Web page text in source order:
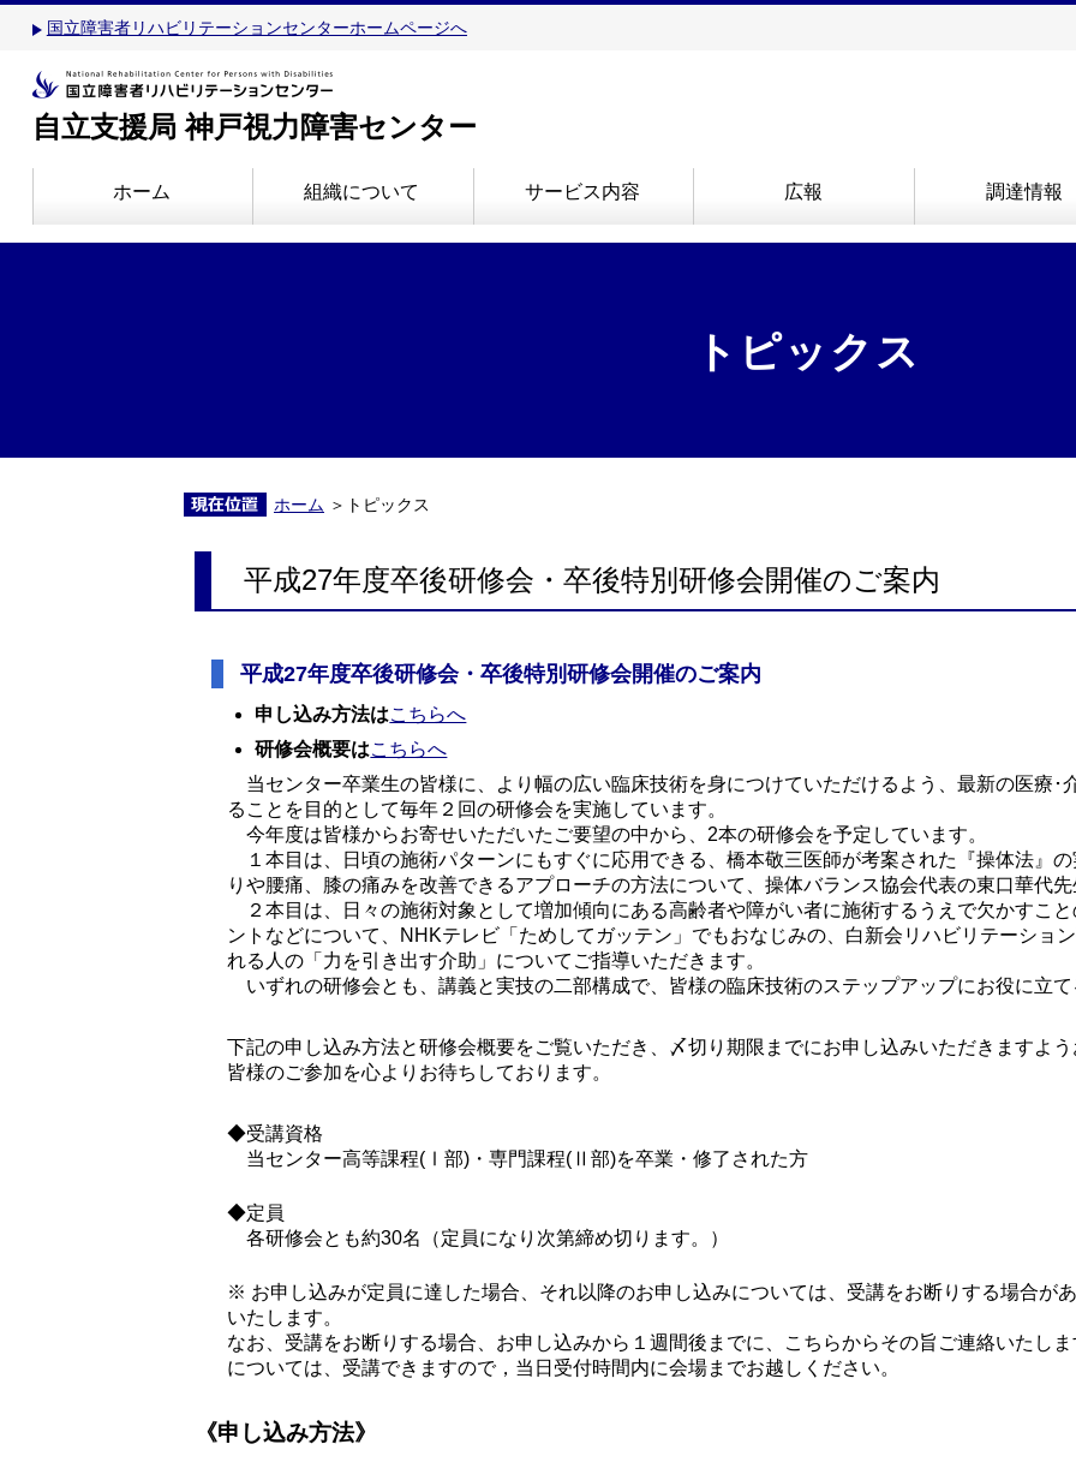
国立障害者リハビリテーションセンターホームページへ
自立支援局 神戸視力障害センター
ホーム 組織について サービス内容 広報 調達情報
トピックス
ホーム ＞トピックス
平成27年度卒後研修会・卒後特別研修会開催のご案内
平成27年度卒後研修会・卒後特別研修会開催のご案内
申し込み方法はこちらへ
研修会概要はこちらへ
当センター卒業生の皆様に、より幅の広い臨床技術を身につけていただけるよう、最新の医療･
ることを目的として毎年２回の研修会を実施しています。
今年度は皆様からお寄せいただいたご要望の中から、2本の研修会を予定しています。
１本目は、日頃の施術パターンにもすぐに応用できる、橋本敬三医師が考案された『操体法』
りや腰痛、膝の痛みを改善できるアプローチの方法について、操体バランス協会代表の東口華代先
２本目は、日々の施術対象として増加傾向にある高齢者や障がい者に施術するうえで欠かすこ
ントなどについて、NHKテレビ「ためしてガッテン」でもおなじみの、白新会リハビリテーショ
れる人の「力を引き出す介助」についてご指導いただきます。
いずれの研修会とも、講義と実技の二部構成で、皆様の臨床技術のステップアップにお役に立て
下記の申し込み方法と研修会概要をご覧いただき、〆切り期限までにお申し込みいただきますよう
皆様のご参加を心よりお待ちしております。
◆受講資格
当センター高等課程(Ⅰ部)・専門課程(Ⅱ部)を卒業・修了された方
◆定員
各研修会とも約30名（定員になり次第締め切ります。）
※ お申し込みが定員に達した場合、それ以降のお申し込みについては、受講をお断りする場合が
いたします。
なお、受講をお断りする場合、お申し込みから１週間後までに、こちらからその旨ご連絡いたし
については、受講できますので，当日受付時間内に会場までお越しください。
《申し込み方法》